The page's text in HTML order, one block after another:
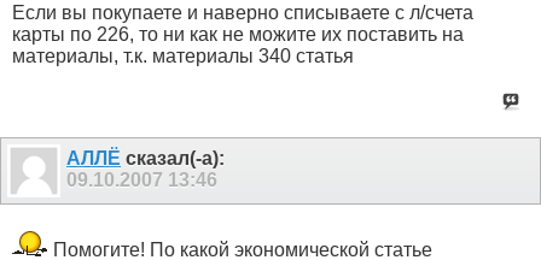
Если вы покупаете и наверно списываете с л/счета
карты по 226, то ни как не можите их поставить на
материалы, т.к. материалы 340 статья
АЛЛЁ сказал(-а):
09.10.2007 13:46
Помогите! По какой экономической статье